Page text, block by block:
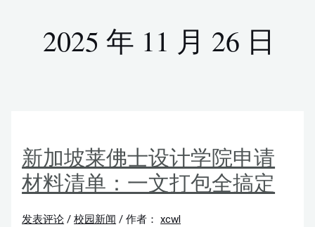
2025 年 11 月 26 日
新加坡莱佛士设计学院申请
材料清单：一文打包全搞定
发表评论 /校园新闻 / 作者： xcwl